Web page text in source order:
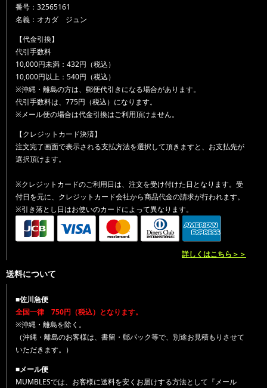
番号：32565161
名義：オカダ ジュン
【代金引換】
代引手数料
10,000円未満：432円（税込）
10,000円以上：540円（税込）
※沖縄・離島の方は、郵便代引きになる場合があります。
代引手数料は、775円（税込）になります。
※メール便の場合は代金引換はご利用頂けません。
【クレジットカード決済】
注文完了画面で表示される支払方法を選択して頂きますと、お支払先が
選択頂けます。
※クレジットカードのご利用日は、注文を受け付けた日となります。受
付日を元に、クレジットカード会社から商品代金の請求が行われます。
※引き落とし日はお使いのカードによって異なります。
詳しくはこちら＞＞
送料について
■佐川急便
全国一律 750円（税込）となります。
※沖縄・離島を除く。
（沖縄・離島のお客様は、書留・郵パック等で、別途お見積もりさせて
いただきます。）
■メール便
MUMBLESでは、お客様に送料を安くお届けする方法として『メール